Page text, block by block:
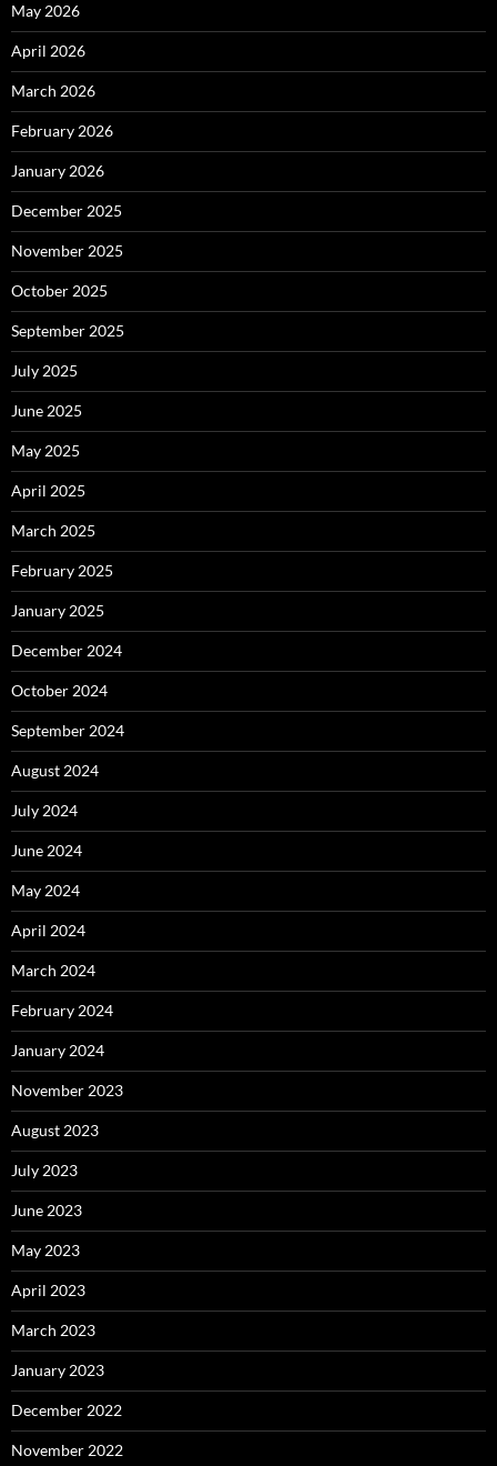
May 2026
April 2026
March 2026
February 2026
January 2026
December 2025
November 2025
October 2025
September 2025
July 2025
June 2025
May 2025
April 2025
March 2025
February 2025
January 2025
December 2024
October 2024
September 2024
August 2024
July 2024
June 2024
May 2024
April 2024
March 2024
February 2024
January 2024
November 2023
August 2023
July 2023
June 2023
May 2023
April 2023
March 2023
January 2023
December 2022
November 2022